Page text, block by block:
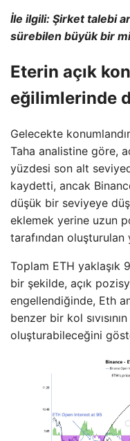
İle ilgili: Şirket talebi
sürebilen büyük bir
Eterin açık
eğilimlerinde
Gelecekte
Taha analistine göre,
yüzdesi son alt
kaydetti, ancak
düşük bir seviyeye
eklemek yerine uzun
tarafından oluşturulan
Toplam ETH yaklaşık
bir şekilde, açık
engellendiğinde, Eth
benzer bir kol
oluşturabileceğini